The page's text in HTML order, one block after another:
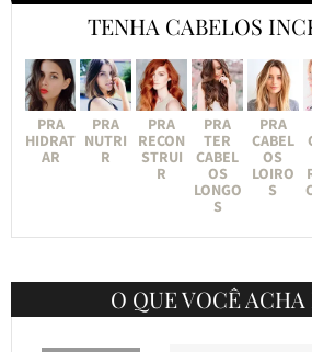
TENHA CABELOS
PRA
HIDRAT
AR
PRA
NUTRI
R
PRA
RECON
STRUI
R
PRA
TER
CABEL
OS
LONGO
S
PRA
CABEL
OS
LOIRO
S
O QUE VOCÊ ACHA